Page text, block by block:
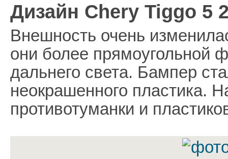
Дизайн Chery Tiggo 5
Внешность очень
они более прямоугольной
дальнего света. Бампер
неокрашенного пластика.
противотуманки и